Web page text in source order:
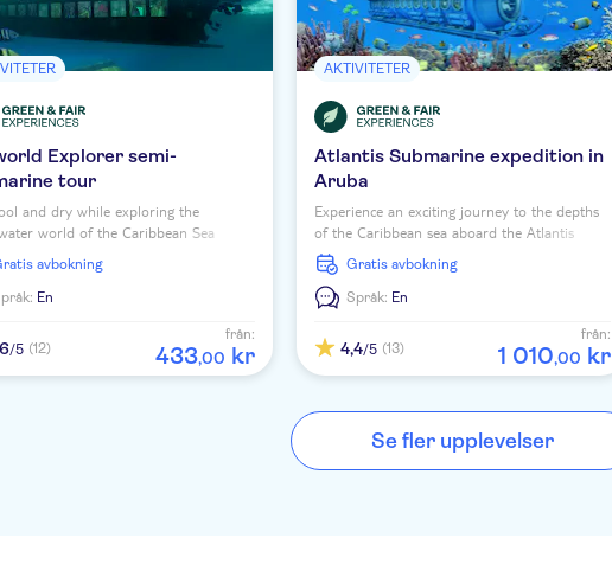
Explorer semi-
tour
and dry while exploring the
world of the Caribbean Sea
the Seaworld Explorer semi-
Gratis avbokning
En
/5 (12)
från:
433,00 kr
AKTIVITETER
Atlantis Submarine expedition in
Aruba
Experience an exciting journey to the depths
of the Caribbean sea aboard the Atlantis
Submarine, the largest passenger submarine
fleet in the world.
Gratis avbokning
Språk: En
4,4/5 (13)
från:
1 010,00 kr
Se fler upplevelser